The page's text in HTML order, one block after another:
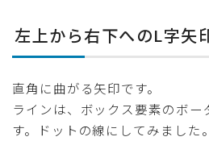
左上から右下へのL字矢
直角に曲がる矢印です。
ラインは、ボックス要素のボー
す。ドットの線にしてみました。